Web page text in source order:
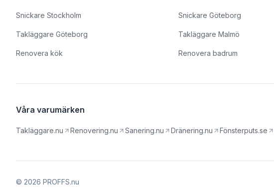
Snickare Stockholm Snickare Göteborg
Takläggare Göteborg Takläggare Malmö
Renovera kök Renovera badrum
Våra varumärken
Takläggare.nu Renovering.nu Sanering.nu Dränering.nu Fönsterputs.se
© 2026 PROFFS.nu